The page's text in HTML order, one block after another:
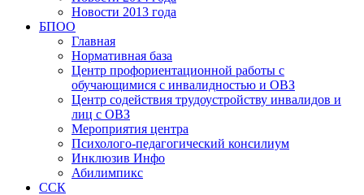
Новости 2013 года
БПОО
Главная
Нормативная база
Центр профориентационной работы с
обучающимися с инвалидностью и ОВЗ
Центр содействия трудоустройству инвалидов и
лиц с ОВЗ
Мероприятия центра
Психолого-педагогический консилиум
Инклюзив Инфо
Абилимпикс
ССК